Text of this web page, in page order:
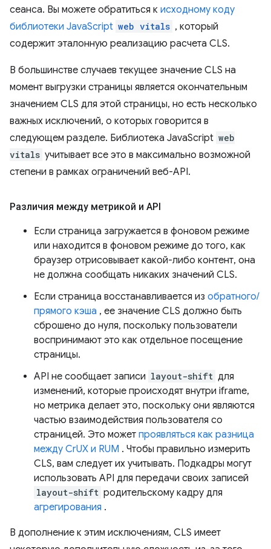
сеанса. Вы можете обратиться к исходному коду
библиотеки JavaScript web vitals , который
содержит эталонную реализацию расчета CLS.
В большинстве случаев текущее значение CLS на
момент выгрузки страницы является окончательным
значением CLS для этой страницы, но есть несколько
важных исключений, о которых говорится в
следующем разделе. Библиотека JavaScript web
vitals учитывает все это в максимально возможной
степени в рамках ограничений веб-API.
Различия между метрикой и API
Если страница загружается в фоновом режиме
или находится в фоновом режиме до того, как
браузер отрисовывает какой-либо контент, она
не должна сообщать никаких значений CLS.
Если страница восстанавливается из обратного/
прямого кэша , ее значение CLS должно быть
сброшено до нуля, поскольку пользователи
воспринимают это как отдельное посещение
страницы.
API не сообщает записи layout-shift для
изменений, которые происходят внутри iframe,
но метрика делает это, поскольку они являются
частью взаимодействия пользователя со
страницей. Это может проявляться как разница
между CrUX и RUM . Чтобы правильно измерить
CLS, вам следует их учитывать. Подкадры могут
использовать API для передачи своих записей
layout-shift родительскому кадру для
агрегирования .
В дополнение к этим исключениям, CLS имеет